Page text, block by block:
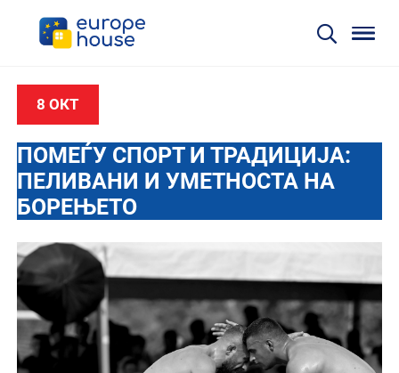
8 ОКТ
ПОМЕЃУ СПОРТ И ТРАДИЦИЈА:
ПЕЛИВАНИ И УМЕТНОСТА НА
БОРЕЊЕТО